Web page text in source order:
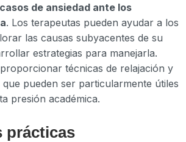
casos de ansiedad ante los
. Los terapeutas pueden ayudar a los
las causas subyacentes de su
estrategias para manejarla.
técnicas de relajación y
que pueden ser particularmente útiles
presión académica.
prácticas